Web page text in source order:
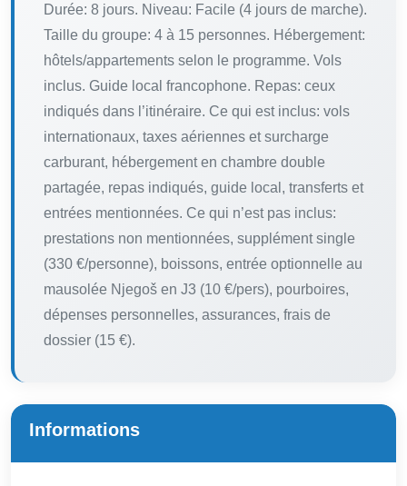
Durée: 8 jours. Niveau: Facile (4 jours de marche).
Taille du groupe: 4 à 15 personnes. Hébergement:
hôtels/appartements selon le programme. Vols
inclus. Guide local francophone. Repas: ceux
indiqués dans l’itinéraire. Ce qui est inclus: vols
internationaux, taxes aériennes et surcharge
carburant, hébergement en chambre double
partagée, repas indiqués, guide local, transferts et
entrées mentionnées. Ce qui n’est pas inclus:
prestations non mentionnées, supplément single
(330 €/personne), boissons, entrée optionnelle au
mausolée Njegoš en J3 (10 €/pers), pourboires,
dépenses personnelles, assurances, frais de
dossier (15 €).
Informations